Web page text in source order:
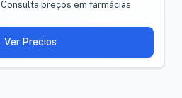
Consulta preços em farmácias
Ver Precios